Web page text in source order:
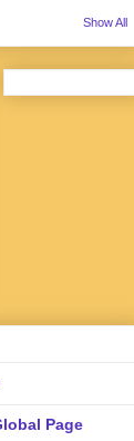
Show All
Page